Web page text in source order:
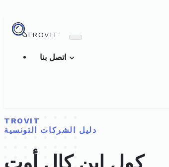
TROVIT
TROVIT
دليل الشركات التونسية